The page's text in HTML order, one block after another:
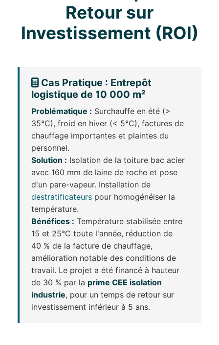
Retour sur
Investissement (ROI)
Cas Pratique : Entrepôt
logistique de 10 000 m²
Problématique : Surchauffe en été (>
35°C), froid en hiver (< 5°C), factures de
chauffage importantes et plaintes du
personnel.
Solution : Isolation de la toiture bac acier
avec 160 mm de laine de roche et pose
d'un pare-vapeur. Installation de
destratificateurs pour homogénéiser la
température.
Bénéfices : Température stabilisée entre
15 et 25°C toute l'année, réduction de
40 % de la facture de chauffage,
amélioration notable des conditions de
travail. Le projet a été financé à hauteur
de 30 % par la prime CEE isolation
industrie, pour un temps de retour sur
investissement inférieur à 5 ans.